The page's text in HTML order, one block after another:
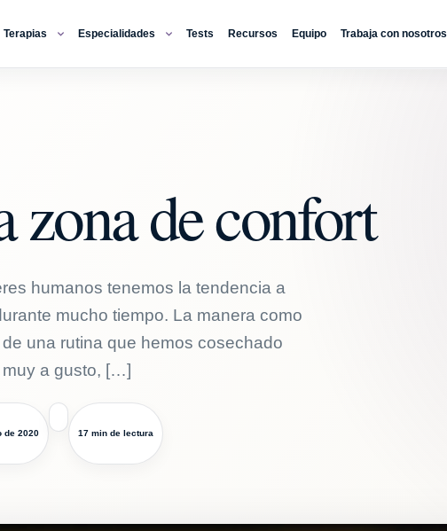
Terapias Especialidades Tests Recursos Equipo Trabaja con nosotros
zona de confort
humanos tenemos la tendencia a
mucho tiempo. La manera como
una rutina que hemos cosechado
a gusto, […]
de 2020 17 min de lectura